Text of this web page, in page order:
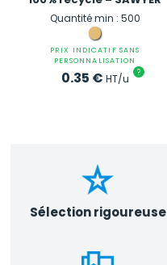
Quantité min : 500
PRIX INDICATIF SANS
PERSONNALISATION
0.35 € HT/u ?
Sélection rigoureuse